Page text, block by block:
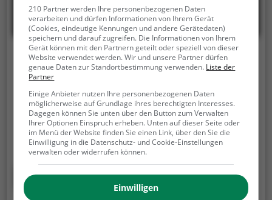
Surfwelle Augsburg
Senkelbach, 86153 Augsburg
Die Surfwelle Augsburg ist eine künstlich erzeugte,
sogenannte stehende Surf-Welle in Augsburg.
dem Wasser des Senkelbachs kannst du hier die
mechanisch erzeugten Wellen reiten und deine
Technik perfektionieren. Die Surfwelle Augsburg ist
nur für erfahrene Surfer geeignet.
Mehr erfahren
210 Partner werden Ihre personenbezogenen Daten
verarbeiten und dürfen Informationen von Ihrem Gerät
(Cookies, eindeutige Kennungen und andere Gerätedaten)
speichern und darauf zugreifen. Die Informationen von Ihrem
Gerät können mit den Partnern geteilt oder speziell von dieser
Website verwendet werden. Wir und unsere Partner dürfen
genaue Daten zur Standortbestimmung verwenden. Liste der
Partner
Einige Anbieter nutzen Ihre personenbezogenen Daten
möglicherweise auf Grundlage ihres berechtigten Interesses.
Dagegen können Sie unten über den Button zum Verwalten
Ihrer Optionen Einspruch erheben. Unten auf dieser Seite oder
im Menü der Website finden Sie einen Link, über den Sie die
Einwilligung in die Datenschutz- und Cookie-Einstellungen
verwalten oder widerrufen können.
Einwilligen